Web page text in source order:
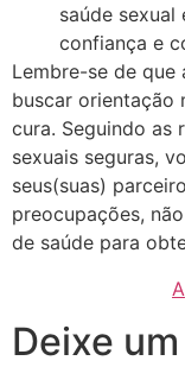
saúde
confiança e
Lembre-se de
buscar orientação
cura. Seguindo as
sexuais seguras,
seus(suas)
preocupações,
de saúde para
Deixe